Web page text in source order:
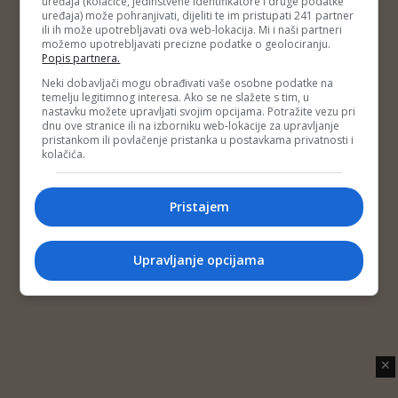
Impressum
Kontakt Marketing
Privatnost korisnika
O nama
✕
uređaja) može pohranjivati, dijeliti te im pristupati 241 partner
ili ih može upotrebljavati ova web-lokacija. Mi i naši partneri
možemo upotrebljavati precizne podatke o geolociranju.
Popis partnera.
Neki dobavljači mogu obrađivati vaše osobne podatke na
temelju legitimnog interesa. Ako se ne slažete s tim, u
nastavku možete upravljati svojim opcijama. Potražite vezu pri
dnu ove stranice ili na izborniku web-lokacije za upravljanje
pristankom ili povlačenje pristanka u postavkama privatnosti i
kolačića.
Pristajem
Upravljanje opcijama